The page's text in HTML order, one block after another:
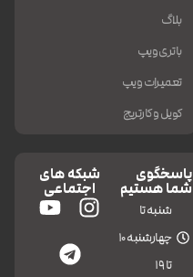
بلاگ
باتری ویپ
تعمیرات ویپ
کویل و کارتریج
پاسخگوی
شما هستیم
شنبه تا
چهارشنبه 10
تا 19
شبکه های
اجتماعی